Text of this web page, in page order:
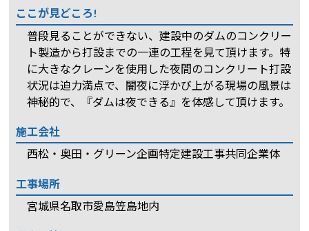
ここが見どころ!
普段見ることができない、建設中のダムのコンクリー
ト製造から打設までの一連の工程を見て頂けます。特
に大きなクレーンを使用した夜間のコンクリート打設
状況は迫力満点で、闇夜に浮かび上がる現場の風景は
神秘的で、『ダムは夜できる』を体感して頂けます。
施工会社
西松・奥田・グリーン企画特定建設工事共同企業体
工事場所
宮城県名取市愛島笠島地内